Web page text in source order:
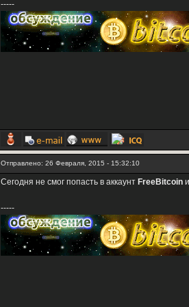
-----
Отправлено: 26 Февраля, 2015 - 15:32:10
Сегодня не смог попасть в аккаунт FreeBitcoin
-----